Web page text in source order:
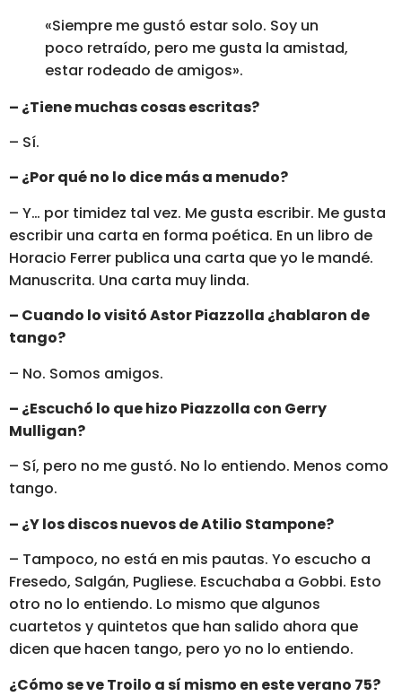
«Siempre me gustó estar solo. Soy un
poco retraído, pero me gusta la amistad,
estar rodeado de amigos».
– ¿Tiene muchas cosas escritas?
– Sí.
– ¿Por qué no lo dice más a menudo?
– Y… por timidez tal vez. Me gusta escribir. Me gusta
escribir una carta en forma poética. En un libro de
Horacio Ferrer publica una carta que yo le mandé.
Manuscrita. Una carta muy linda.
– Cuando lo visitó Astor Piazzolla ¿hablaron de
tango?
– No. Somos amigos.
– ¿Escuchó lo que hizo Piazzolla con Gerry
Mulligan?
– Sí, pero no me gustó. No lo entiendo. Menos como
tango.
– ¿Y los discos nuevos de Atilio Stampone?
– Tampoco, no está en mis pautas. Yo escucho a
Fresedo, Salgán, Pugliese. Escuchaba a Gobbi. Esto
otro no lo entiendo. Lo mismo que algunos
cuartetos y quintetos que han salido ahora que
dicen que hacen tango, pero yo no lo entiendo.
¿Cómo se ve Troilo a sí mismo en este verano 75?